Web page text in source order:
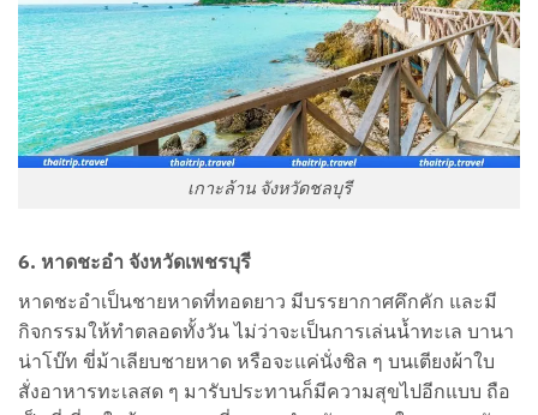
เกาะล้าน จังหวัดชลบุรี
6. หาดชะอำ จังหวัดเพชรบุรี
หาดชะอำเป็นชายหาดที่ทอดยาว มีบรรยากาศคึกคัก และมี
กิจกรรมให้ทำตลอดทั้งวัน ไม่ว่าจะเป็นการเล่นน้ำทะเล บานา
น่าโบ๊ท ขี่ม้าเลียบชายหาด หรือจะแค่นั่งชิล ๆ บนเตียงผ้าใบ
สั่งอาหารทะเลสด ๆ มารับประทานก็มีความสุขไปอีกแบบ ถือ